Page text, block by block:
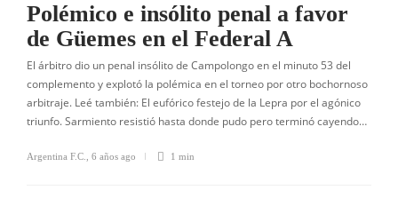
Polémico e insólito penal a favor
de Güemes en el Federal A
El árbitro dio un penal insólito de Campolongo en el minuto 53 del
complemento y explotó la polémica en el torneo por otro bochornoso
arbitraje. Leé también: El eufórico festejo de la Lepra por el agónico
triunfo. Sarmiento resistió hasta donde pudo pero terminó cayendo…
Argentina F.C. 6 años ago 1 min